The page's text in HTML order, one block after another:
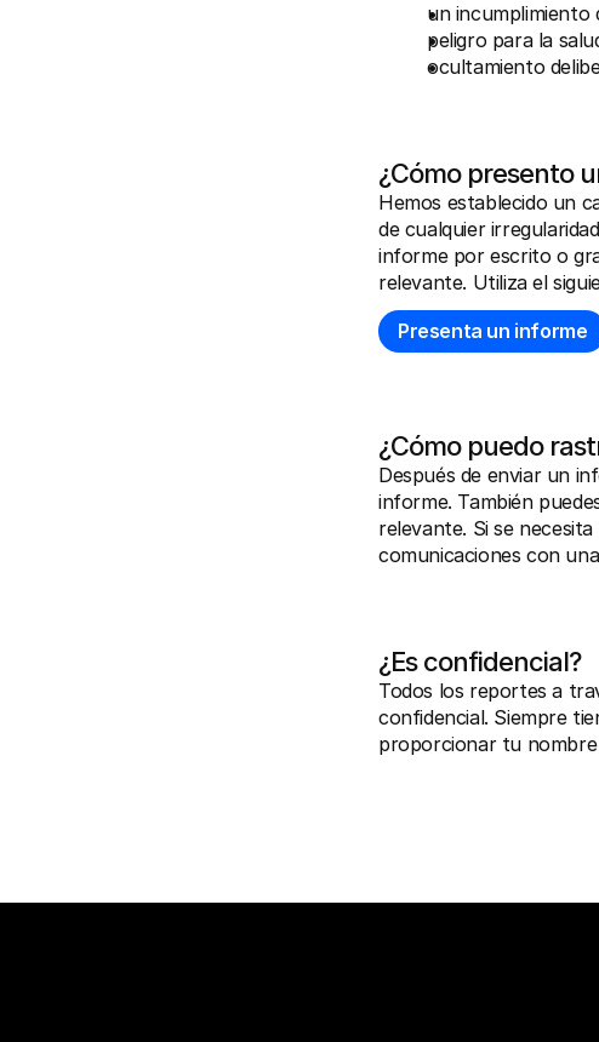
un incumplimiento
peligro para la
ocultamiento
¿Cómo presento
Hemos establecido un
de cualquier
informe por escrito o
relevante. Utiliza el
Presenta un informe
¿Cómo puedo
Después de enviar un
informe. También
relevante. Si se
comunicaciones con
¿Es confidencial?
Todos los reportes a
confidencial. Siempre
proporcionar tu